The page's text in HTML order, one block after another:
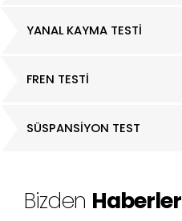
YANAL KAYMA TESTİ
FREN TESTİ
SÜSPANSİYON TEST
Bizden Haberler